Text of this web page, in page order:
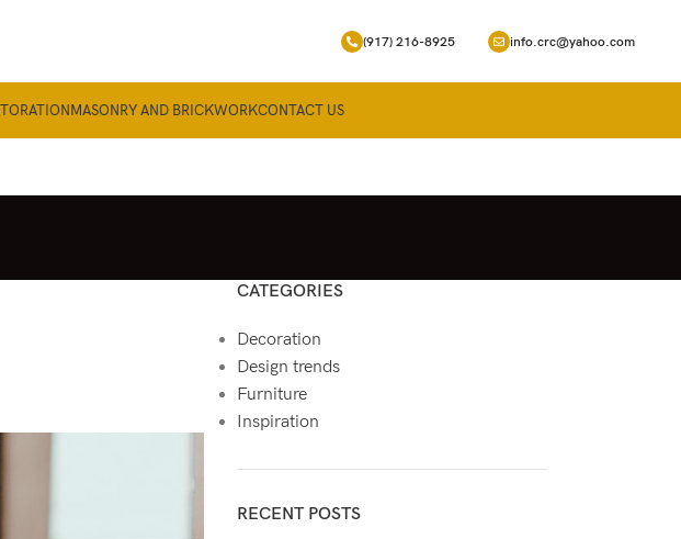
(917) 216-8925 info.crc@yahoo.com
MASONRY AND BRICKWORKCONTACT US
CATEGORIES
Decoration
Design trends
Furniture
Inspiration
RECENT POSTS